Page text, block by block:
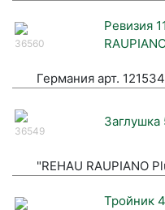
36560
Ревизия
Германия арт. 121534
36549
Заглушка
"REHAU RAUPIANO
Тройник